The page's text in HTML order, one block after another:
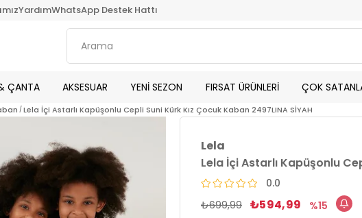
YardımWhatsApp Destek Hattı
ÇANTA AKSESUAR YENİ SEZON FIRSAT ÜRÜNLERİ ÇOK
Lela İçi Astarlı Kapüşonlu Cepli Suni Kürk Kız Çocuk Kaban 2497LINA SİYAH
Lela
Lela İçi Astarlı Kapüşonlu
0.0
₺699,99 ₺594,99 15